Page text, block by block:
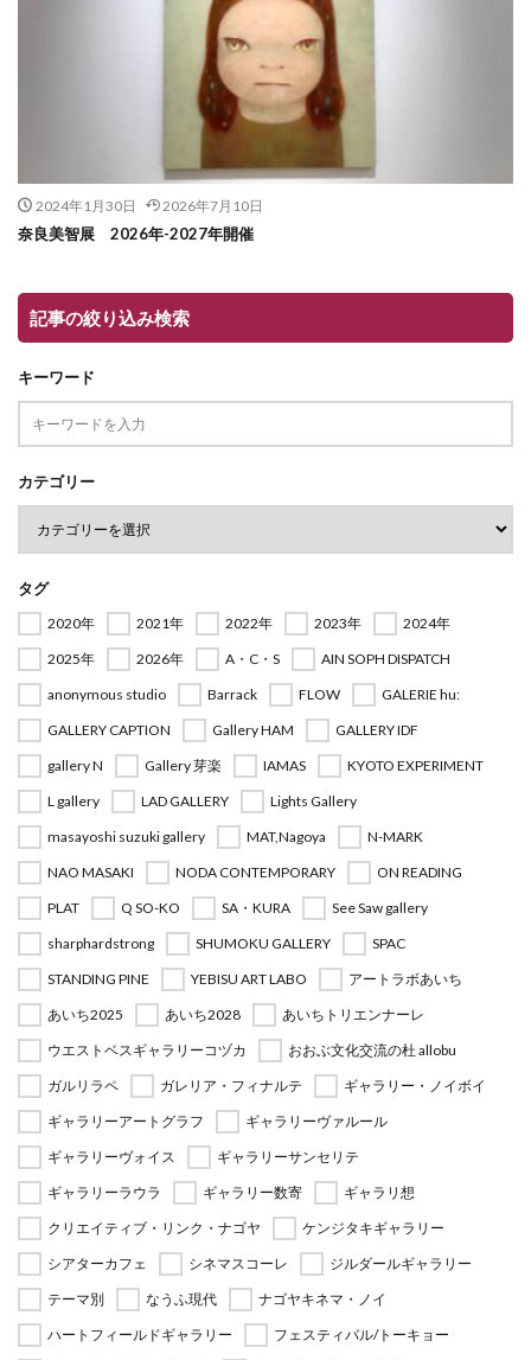
2024年1月30日 2026年7月10日
奈良美智展 2026年-2027年開催
記事の絞り込み検索
キーワード
カテゴリー
タグ
2020年 2021年 2022年 2023年
2024年
2025年
2026年 A・C・S
AIN SOPH DISPATCH
anonymous studio
Barrack FLOW
GALERIE hu:
GALLERY CAPTION
Gallery HAM
GALLERY IDF
gallery N
Gallery 芽楽 IAMAS
KYOTO EXPERIMENT
L gallery
LAD GALLERY
Lights Gallery
masayoshi suzuki gallery
MAT,Nagoya
N-MARK
NAO MASAKI
NODA CONTEMPORARY
ON READING
PLAT
Q SO-KO SA・KURA
See Saw gallery
sharphardstrong
SHUMOKU GALLERY
SPAC
STANDING PINE
YEBISU ART LABO
アートラボあいち
あいち2025
あいち2028
あいちトリエンナーレ
ウエストベスギャラリーコヅカ
おおぶ文化交流の杜 allobu
ガルリラペ
ガレリア・フィナルテ
ギャラリー・ノイボイ
ギャラリーアートグラフ
ギャラリーヴァルール
ギャラリーヴォイス
ギャラリーサンセリテ
ギャラリーラウラ
ギャラリー数寄
ギャラリ想
クリエイティブ・リンク・ナゴヤ
ケンジタキギャラリー
シアターカフェ
シネマスコーレ
ジルダールギャラリー
テーマ別
なうふ現代
ナゴヤキネマ・ノイ
ハートフィールドギャラリー
フェスティバル/トーキョー